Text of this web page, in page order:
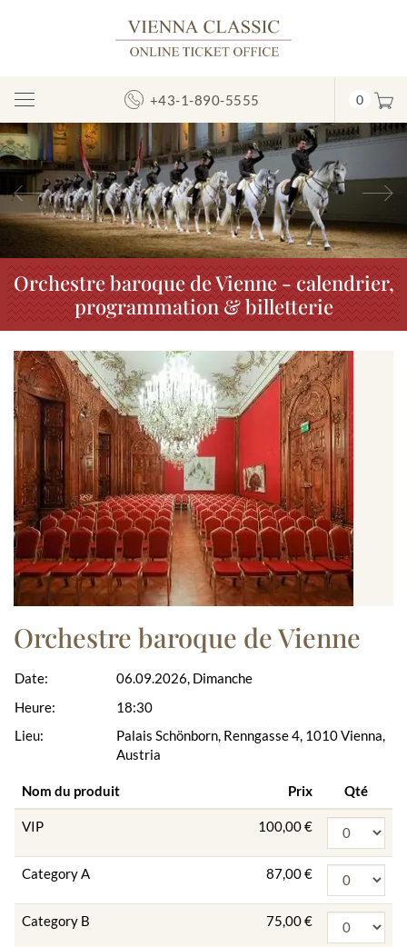
Afficher/masquer
la
navigation
+43-1-890-5555 0
Précédent
Orchestre baroque de Vienne - calendrier,
programmation & billetterie
Orchestre baroque de Vienne
Date:
Heure:
Lieu:
06.09.2026, Dimanche
18:30
Palais Schönborn, Renngasse 4, 1010 Vienna,
Austria
Nom du produit Prix Qté
VIP 100,00 €
Category A 87,00 €
Category B 75,00 €